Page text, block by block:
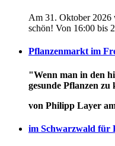
Am 31. Oktober 2026
schön! Von 16:00 bis
Pflanzenmarkt im
"Wenn man in den
gesunde Pflanzen
von Philipp Layer
im Schwarzwald für